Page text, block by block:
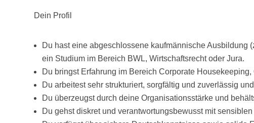
Dein Profil
Du hast eine abgeschlossene kaufmännische Ausbildung
ein Studium im Bereich BWL, Wirtschaftsrecht oder Jura.
Du bringst Erfahrung im Bereich Corporate
Du arbeitest sehr strukturiert, sorgfältig und zuverlässig
Du überzeugst durch deine Organisationsstärke und
Du gehst diskret und verantwortungsbewusst mit